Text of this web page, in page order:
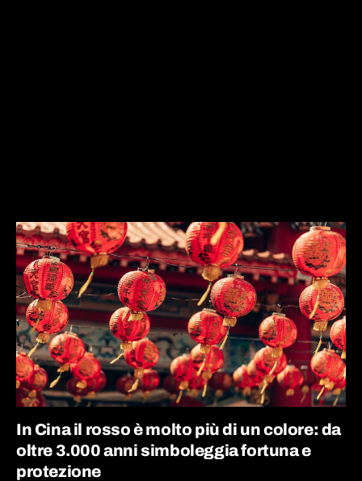
In Cina il rosso è molto più di un colore: da
oltre 3.000 anni simboleggia fortuna e
protezione